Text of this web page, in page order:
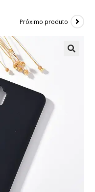
Próximo produto